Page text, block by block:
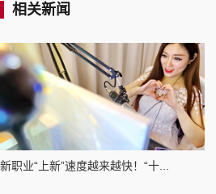
相关新闻
新职业“上新”速度越来越快！“十...